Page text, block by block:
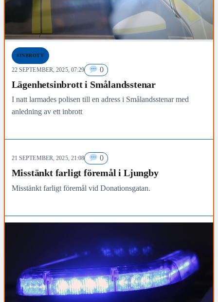
#INBROTT
22 SEPTEMBER, 2025, 07:29 0
Lägenhetsinbrott i Smålandsstenar
I natt larmades polisen till en adress i Smålandsstenar med
anledning av ett inbrott
21 SEPTEMBER, 2025, 21:08 0
Misstänkt farligt föremål i Ljungby
Misstänkt farligt föremål vid Donationsgatan.